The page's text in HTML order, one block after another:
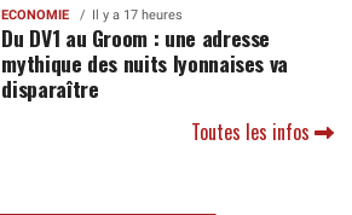
ECONOMIE Il y a 17 heures
Du DV1 au Groom : une adresse
mythique des nuits lyonnaises va
disparaître
Toutes les infos